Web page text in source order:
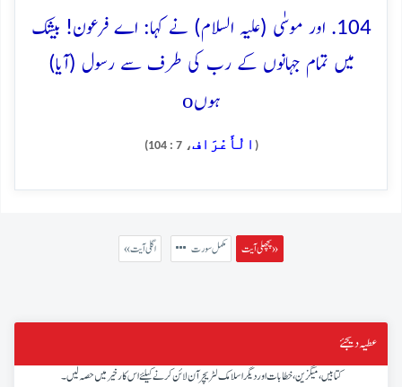
104. اور موسٰی (علیہ السلام) نے کہا: اے فرعون! بیشک
میں تمام جہانوں کے رب کی طرف سے رسول (آیا)
ہوںo
( الْأَعْرَاف، 7 : 104)
پچھلی آیت » مکمل سورت « اگلی آیت
عطیہ دیجئے
کتابیں، میگزین، خطابات اور دیگر اسلامک لٹریچر آن لائن کرنے کیلئے اس کار خیر میں حصہ لیں۔